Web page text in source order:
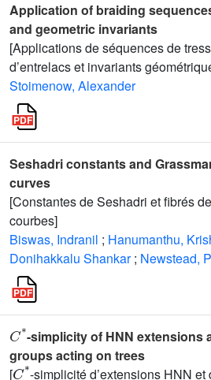
Application of braiding
and geometric invariants
[Applications de séquences de
d’entrelacs et invariants
Stoimenow, Alexander
Seshadri constants and
curves
[Constantes de Seshadri et fibrés
courbes]
Biswas, Indranil ; Hanumanthu,
Donihakkalu Shankar ; Newstead,
*
-simplicity of HNN extensions
groups acting on trees
[
C*
-simplicité d’extensions HNN et